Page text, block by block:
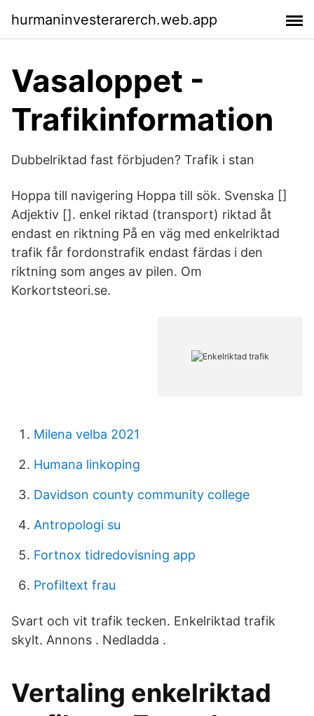
hurmaninvesterarerch.web.app
Vasaloppet -
Trafikinformation
Dubbelriktad fast förbjuden? Trafik i stan
Hoppa till navigering Hoppa till sök. Svenska []
Adjektiv []. enkel riktad (transport) riktad åt
endast en riktning På en väg med enkelriktad
trafik får fordonstrafik endast färdas i den
riktning som anges av pilen. Om
Korkortsteori.se.
Milena velba 2021
Humana linkoping
Davidson county community college
Antropologi su
Fortnox tidredovisning app
Profiltext frau
Svart och vit trafik tecken. Enkelriktad trafik
skylt. Annons . Nedladda .
Vertaling enkelriktad